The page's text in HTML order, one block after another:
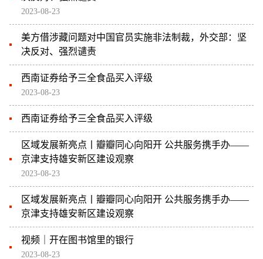
2023-08-23
美方借涉藏问题对中国官员实施非法制裁，外交部：坚
决反对、强烈谴责
西南证券给予三全食品买入评级
2023-08-23
西南证券给予三全食品买入评级
区域发展新亮点丨瓣瓣同心向阳开 公共服务携手办——
京津支持雄安新区建设观察
2023-08-23
区域发展新亮点丨瓣瓣同心向阳开 公共服务携手办——
京津支持雄安新区建设观察
视频｜开在图书馆里的银行
2023-08-23